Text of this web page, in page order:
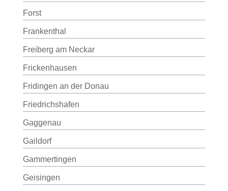
Forst
Frankenthal
Freiberg am Neckar
Frickenhausen
Fridingen an der Donau
Friedrichshafen
Gaggenau
Gaildorf
Gammertingen
Geisingen